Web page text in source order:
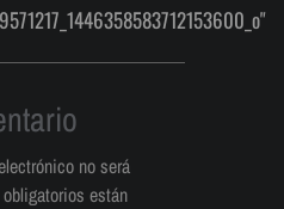
no será
están